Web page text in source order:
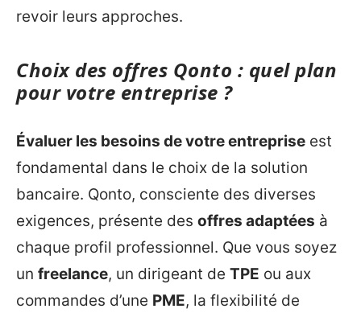
revoir leurs approches.
Choix des offres Qonto : quel plan
pour votre entreprise ?
Évaluer les besoins de votre entreprise est
fondamental dans le choix de la solution
bancaire. Qonto, consciente des diverses
exigences, présente des offres adaptées à
chaque profil professionnel. Que vous soyez
un freelance, un dirigeant de TPE ou aux
commandes d’une PME, la flexibilité de